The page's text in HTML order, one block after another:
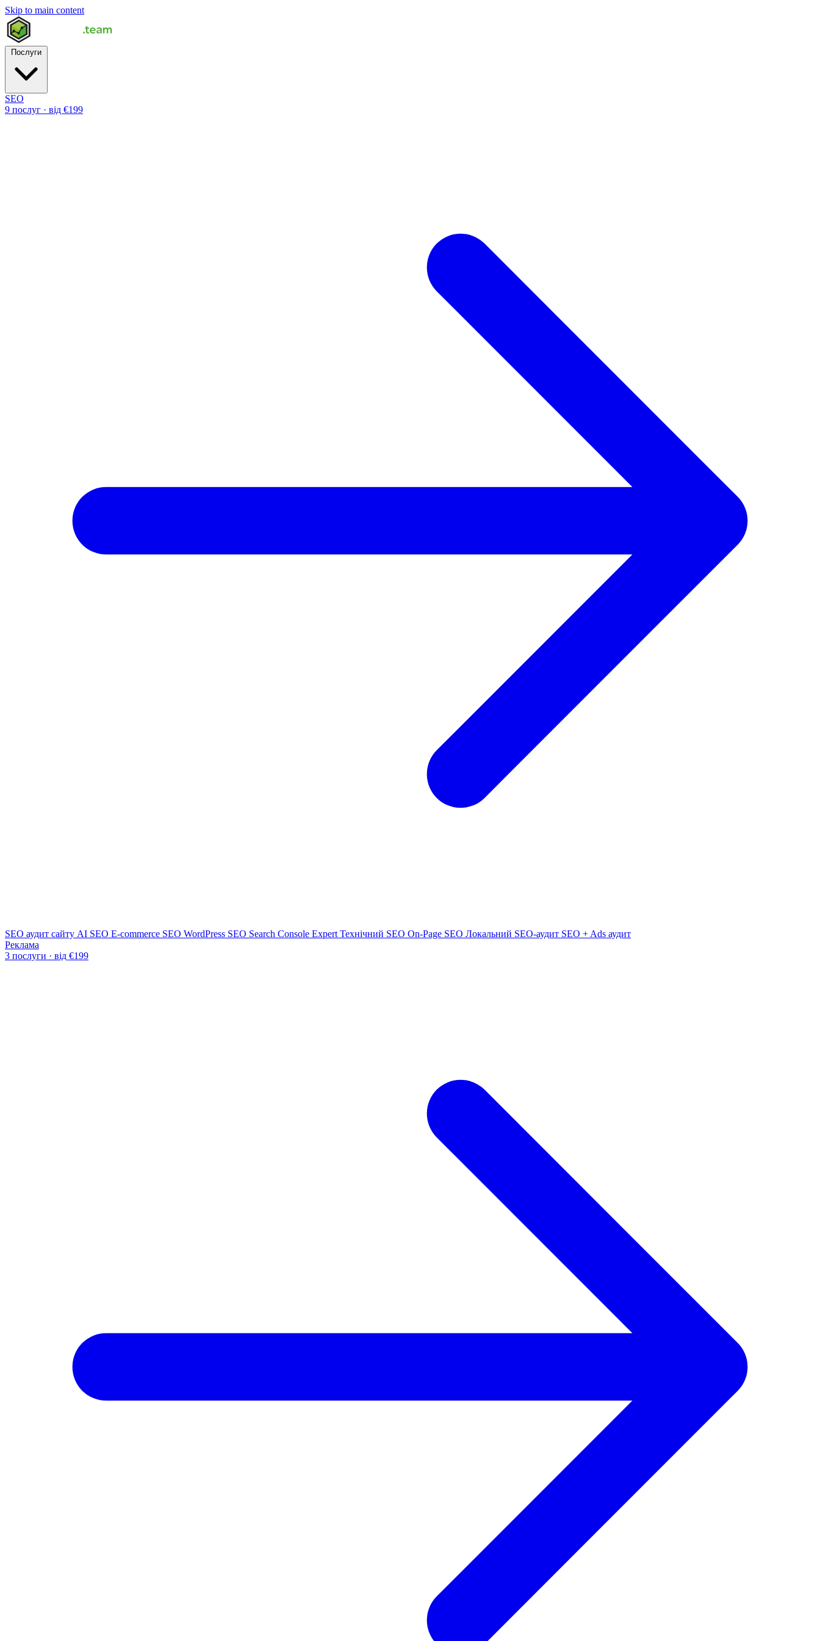
Skip to main content
SEO
9 послуг · від €199
SEO аудит сайту AI SEO E-commerce SEO WordPress SEO Search Console Expert Технічний SEO On-Page SEO Локальний SEO-аудит SEO + Ads аудит
Реклама
3 послуги · від €199